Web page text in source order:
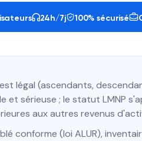
24h/7j 100% sécurisé
légal (ascendants,
et sérieuse ; le statut LMNP
aux autres revenus
conforme (loi ALUR),